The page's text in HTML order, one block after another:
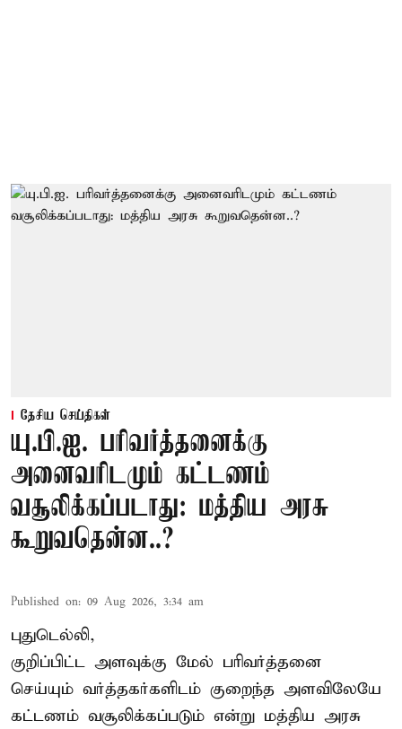
தேசிய செய்திகள்
யு.பி.ஐ. பரிவர்த்தனைக்கு
அனைவரிடமும் கட்டணம்
வசூலிக்கப்படாது: மத்திய அரசு
கூறுவதென்ன..?
Published on: 09 Aug 2026, 3:34 am
புதுடெல்லி,
குறிப்பிட்ட அளவுக்கு மேல் பரிவர்த்தனை
செய்யும் வர்த்தகர்களிடம் குறைந்த அளவிலேயே
கட்டணம் வசூலிக்கப்படும் என்று மத்திய அரசு